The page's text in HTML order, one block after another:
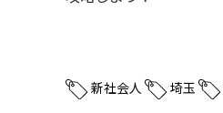
新社会人 埼玉